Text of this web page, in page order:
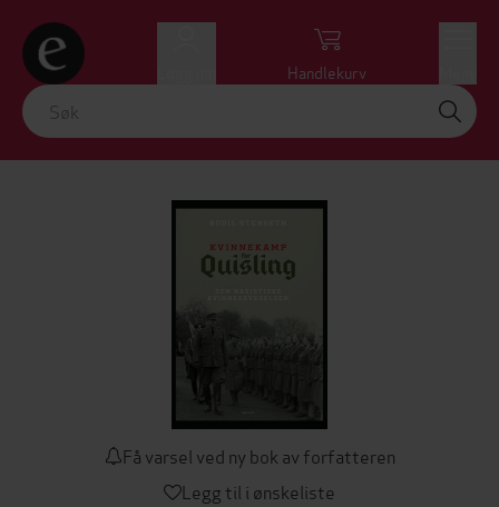
Handlekurv
Få varsel ved ny bok av forfatteren
Legg til i ønskeliste